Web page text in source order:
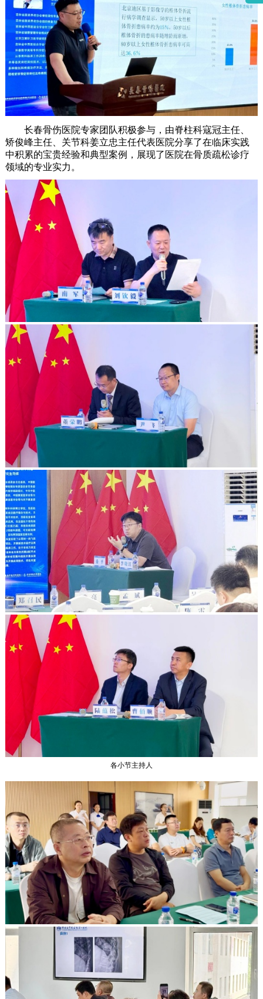
长春骨伤医院专家团队积极参与，由脊柱科寇冠主任、
矫俊峰主任、关节科姜立忠主任代表医院分享了在临床实践
中积累的宝贵经验和典型案例，展现了医院在骨质疏松诊疗
领域的专业实力。
各小节主持人